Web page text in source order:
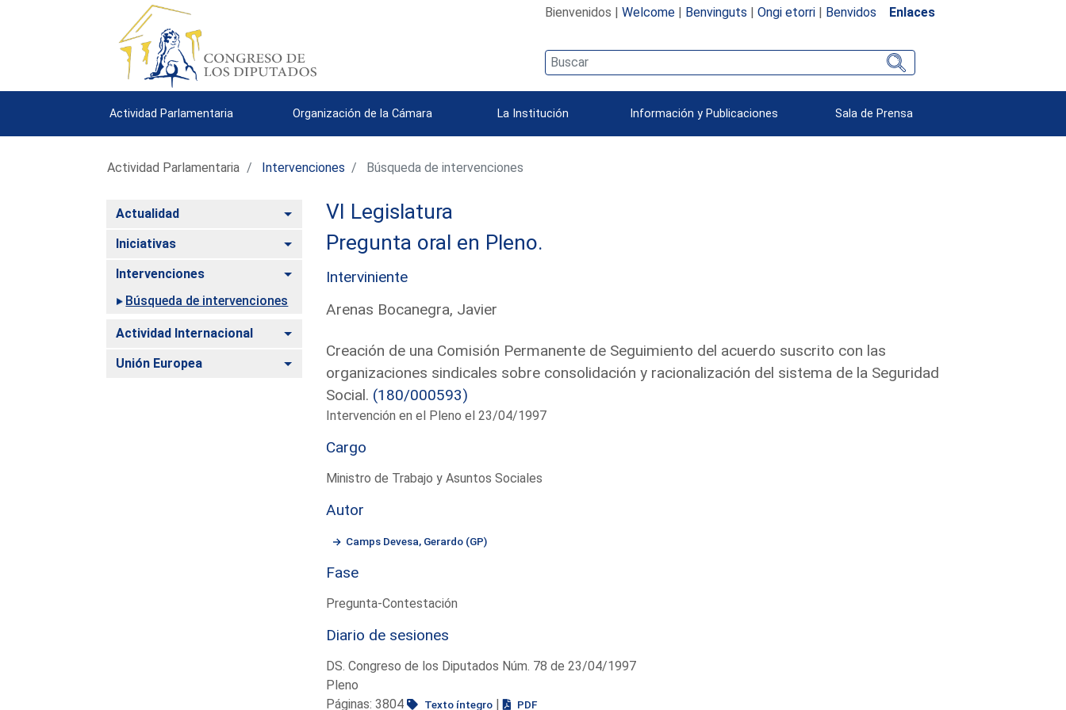
Bienvenidos | Welcome| Benvinguts | Ongi etorri| Benvidos Enlaces
Actividad Parlamentaria Organización de la Cámara La Institución Información y Publicaciones Sala de Prensa
Actividad Parlamentaria Intervenciones Búsqueda de intervenciones
Actualidad Alternar
Iniciativas Alternar
Intervenciones
Alternar
Búsqueda de intervenciones
Actividad Internacional Alternar
Unión Europea Alternar
VI Legislatura
Pregunta oral en Pleno.
Interviniente
Arenas Bocanegra, Javier
Creación de una Comisión Permanente de Seguimiento del acuerdo suscrito con las
organizaciones sindicales sobre consolidación y racionalización del sistema de la Seguridad
Social. (180/000593)
Intervención en el Pleno el 23/04/1997
Cargo
Ministro de Trabajo y Asuntos Sociales
Autor
Camps Devesa, Gerardo (GP)
Fase
Pregunta-Contestación
Diario de sesiones
DS. Congreso de los Diputados Núm. 78 de 23/04/1997
Pleno
Páginas: 3804
Texto íntegro| PDF